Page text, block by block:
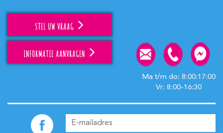
STEL UW VRAAG
INFORMATIE AANVRAGEN
Ma t/m do: 8:00:17:00
Vr: 8:00-16:30